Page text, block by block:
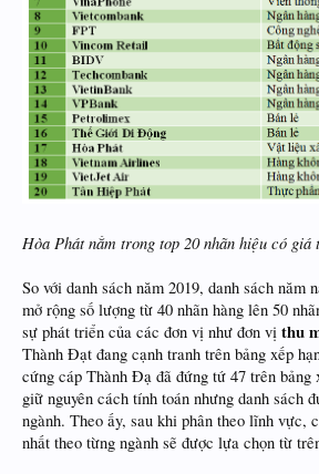
Hòa Phát nằm trong top 20 nhãn hiệu có
So với danh sách năm 2019, danh sách năm
mở rộng số lượng từ 40 nhãn hàng lên 50
sự phát triển của các đơn vị như đơn vị thu
Thành Đạt đang cạnh tranh trên bảng xếp
cứng cáp Thành Đạ đã đứng tứ 47 trên bảng
giữ nguyên cách tính toán nhưng danh sách
ngành. Theo ấy, sau khi phân theo lĩnh vực,
nhất theo từng ngành sẽ được lựa chọn từ